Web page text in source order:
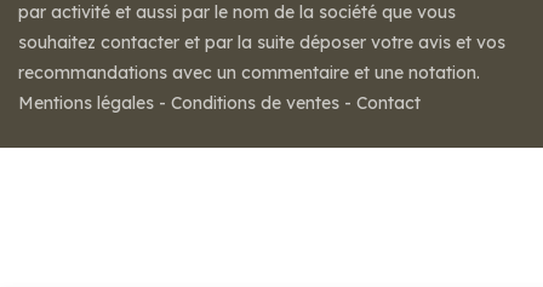
par activité et aussi par le nom de la société que vous
souhaitez contacter et par la suite déposer votre avis et vos
recommandations avec un commentaire et une notation.
Mentions légales - Conditions de ventes - Contact